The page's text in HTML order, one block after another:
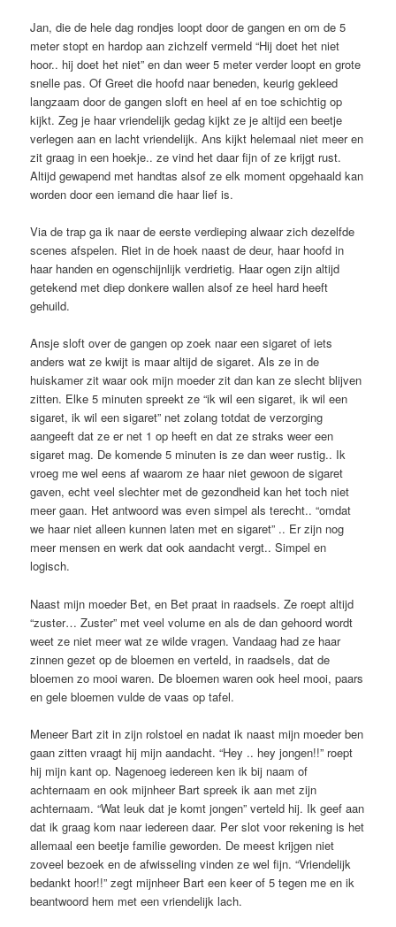
Jan, die de hele dag rondjes loopt door de gangen en om de 5
meter stopt en hardop aan zichzelf vermeld “Hij doet het niet
hoor.. hij doet het niet” en dan weer 5 meter verder loopt en grote
snelle pas. Of Greet die hoofd naar beneden, keurig gekleed
langzaam door de gangen sloft en heel af en toe schichtig op
kijkt. Zeg je haar vriendelijk gedag kijkt ze je altijd een beetje
verlegen aan en lacht vriendelijk. Ans kijkt helemaal niet meer en
zit graag in een hoekje.. ze vind het daar fijn of ze krijgt rust.
Altijd gewapend met handtas alsof ze elk moment opgehaald kan
worden door een iemand die haar lief is.
Via de trap ga ik naar de eerste verdieping alwaar zich dezelfde
scenes afspelen. Riet in de hoek naast de deur, haar hoofd in
haar handen en ogenschijnlijk verdrietig. Haar ogen zijn altijd
getekend met diep donkere wallen alsof ze heel hard heeft
gehuild.
Ansje sloft over de gangen op zoek naar een sigaret of iets
anders wat ze kwijt is maar altijd de sigaret. Als ze in de
huiskamer zit waar ook mijn moeder zit dan kan ze slecht blijven
zitten. Elke 5 minuten spreekt ze “ik wil een sigaret, ik wil een
sigaret, ik wil een sigaret” net zolang totdat de verzorging
aangeeft dat ze er net 1 op heeft en dat ze straks weer een
sigaret mag. De komende 5 minuten is ze dan weer rustig.. Ik
vroeg me wel eens af waarom ze haar niet gewoon de sigaret
gaven, echt veel slechter met de gezondheid kan het toch niet
meer gaan. Het antwoord was even simpel als terecht.. “omdat
we haar niet alleen kunnen laten met en sigaret” .. Er zijn nog
meer mensen en werk dat ook aandacht vergt.. Simpel en
logisch.
Naast mijn moeder Bet, en Bet praat in raadsels. Ze roept altijd
“zuster… Zuster” met veel volume en als de dan gehoord wordt
weet ze niet meer wat ze wilde vragen. Vandaag had ze haar
zinnen gezet op de bloemen en verteld, in raadsels, dat de
bloemen zo mooi waren. De bloemen waren ook heel mooi, paars
en gele bloemen vulde de vaas op tafel.
Meneer Bart zit in zijn rolstoel en nadat ik naast mijn moeder ben
gaan zitten vraagt hij mijn aandacht. “Hey .. hey jongen!!” roept
hij mijn kant op. Nagenoeg iedereen ken ik bij naam of
achternaam en ook mijnheer Bart spreek ik aan met zijn
achternaam. “Wat leuk dat je komt jongen” verteld hij. Ik geef aan
dat ik graag kom naar iedereen daar. Per slot voor rekening is het
allemaal een beetje familie geworden. De meest krijgen niet
zoveel bezoek en de afwisseling vinden ze wel fijn. “Vriendelijk
bedankt hoor!!” zegt mijnheer Bart een keer of 5 tegen me en ik
beantwoord hem met een vriendelijk lach.